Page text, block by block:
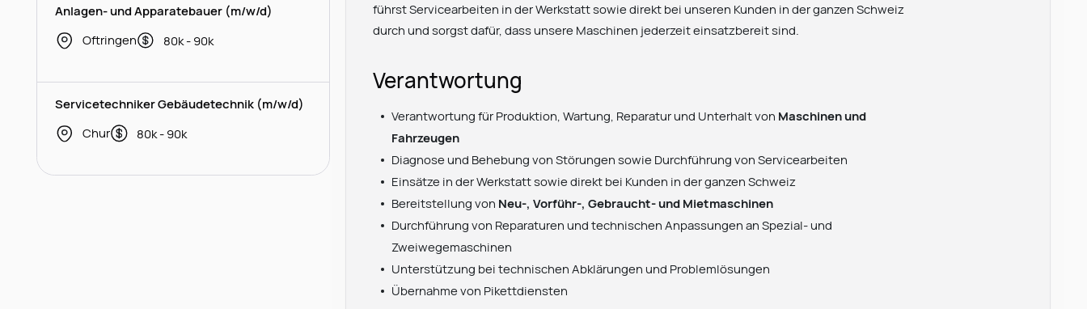
Anlagen- und Apparatebauer (m/w/d)
Oftringen
80k - 90k
Servicetechniker Gebäudetechnik (m/w/d)
Chur
80k - 90k
führst Servicearbeiten in der Werkstatt sowie direkt bei unseren Kunden in der ganzen Schweiz
durch und sorgst dafür, dass unsere Maschinen jederzeit einsatzbereit sind.
Verantwortung
Verantwortung für Produktion, Wartung, Reparatur und Unterhalt von Maschinen und
Fahrzeugen
Diagnose und Behebung von Störungen sowie Durchführung von Servicearbeiten
Einsätze in der Werkstatt sowie direkt bei Kunden in der ganzen Schweiz
Bereitstellung von Neu-, Vorführ-, Gebraucht- und Mietmaschinen
Durchführung von Reparaturen und technischen Anpassungen an Spezial- und
Zweiwegemaschinen
Unterstützung bei technischen Abklärungen und Problemlösungen
Übernahme von Pikettdiensten